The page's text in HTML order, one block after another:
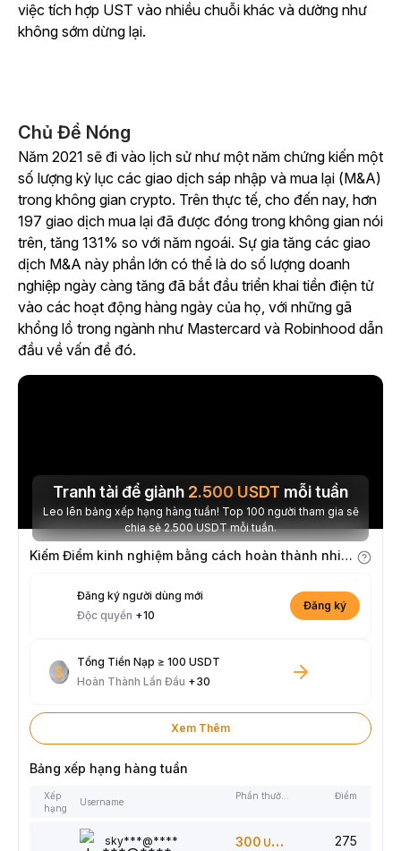
việc tích hợp UST vào nhiều chuỗi khác và dường như
không sớm dừng lại.
Chủ Đề Nóng
Năm 2021 sẽ đi vào lịch sử như một năm chứng kiến một
số lượng kỷ lục các giao dịch sáp nhập và mua lại (M&A)
trong không gian crypto. Trên thực tế, cho đến nay, hơn
197 giao dịch mua lại đã được đóng trong không gian nói
trên, tăng 131% so với năm ngoái. Sự gia tăng các giao
dịch M&A này phần lớn có thể là do số lượng doanh
nghiệp ngày càng tăng đã bắt đầu triển khai tiền điện tử
vào các hoạt động hàng ngày của họ, với những gã
khổng lồ trong ngành như Mastercard và Robinhood dẫn
đầu về vấn đề đó.
Tranh tài để giành 2.500 USDT mỗi tuần
Leo lên bảng xếp hạng hàng tuần! Top 100 người tham gia sẽ
chia sẻ 2.500 USDT mỗi tuần.
Kiếm Điểm kinh nghiệm bằng cách hoàn thành nhiệm vụ
Đăng ký người dùng mới
Độc quyền +10
Đăng ký
Tổng Tiền Nạp ≥ 100 USDT
Hoàn Thành Lần Đầu +30
Xem Thêm
Bảng xếp hạng hàng tuần
Xếp
hạng
Username
Điểm
sky***@**** 300 USDT 275